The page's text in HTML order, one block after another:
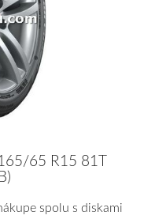
65 R15 81T
spolu s diskami